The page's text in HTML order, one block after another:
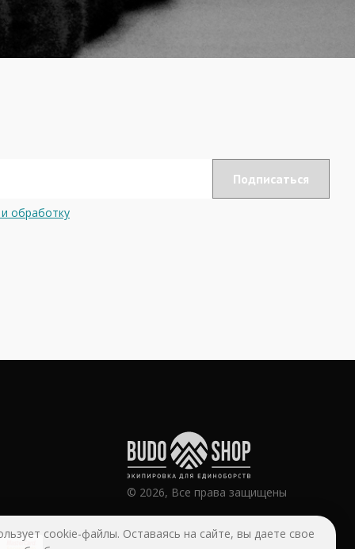
обработку
© 2026, Все права защищены
cookie-файлы. Оставаясь на сайте, вы даете свое